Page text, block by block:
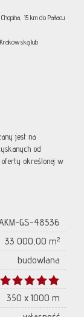
15 km do Pałacu
lub
jest na
od
oferty określonej w
GS-48536
33 000,00 m²
budowlana
350 x 1000 m